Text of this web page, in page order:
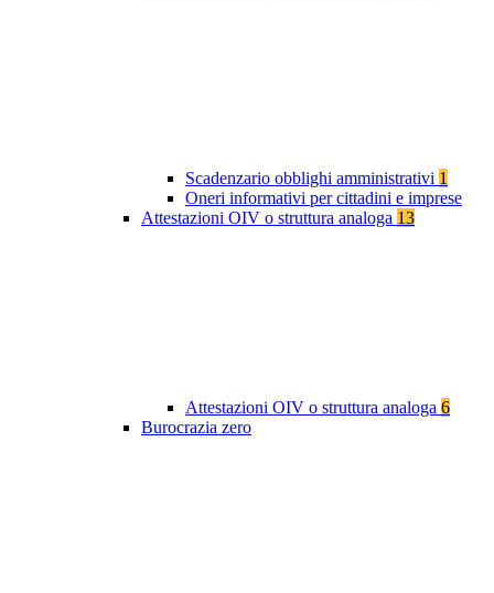
Scadenzario obblighi amministrativi 1
Oneri informativi per cittadini e imprese
Attestazioni OIV o struttura analoga 13
Attestazioni OIV o struttura analoga 6
Burocrazia zero